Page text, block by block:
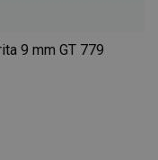
9 mm GT 779